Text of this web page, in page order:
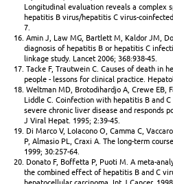
Longitudinal evaluation reveals a complex
hepatitis B virus/hepatitis C virus-
7.
16. Amin J, Law MG, Bartlett M, Kaldor JM,
diagnosis of hepatitis B or hepatitis C
linkage study. Lancet 2006; 368:938-45.
17. Tacke F, Trautwein C. Causes of death in
people - lessons for clinical practice.
18. Weltman MD, Brotodihardjo A, Crewe EB,
Liddle C. Coinfection with hepatitis B and
severe chronic liver disease and responds
J Viral Hepat. 1995; 2:39-45.
19. Di Marco V, LoIacono O, Camma C,
P, Almasio PL, Craxi A. The long-term
1999; 30:257-64.
20. Donato F, Boffetta P, Puoti M. A meta-
the combined effect of hepatitis B and C